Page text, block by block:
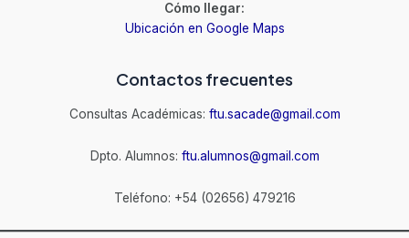
Cómo llegar:
Ubicación en Google Maps
Contactos frecuentes
Consultas Académicas: ftu.sacade@gmail.com
Dpto. Alumnos: ftu.alumnos@gmail.com
Teléfono: +54 (02656) 479216